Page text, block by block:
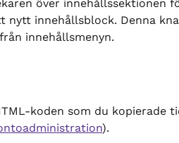
över innehållssektionen
nytt innehållsblock. Denna
från innehållsmenyn.
koden som du kopierade
).